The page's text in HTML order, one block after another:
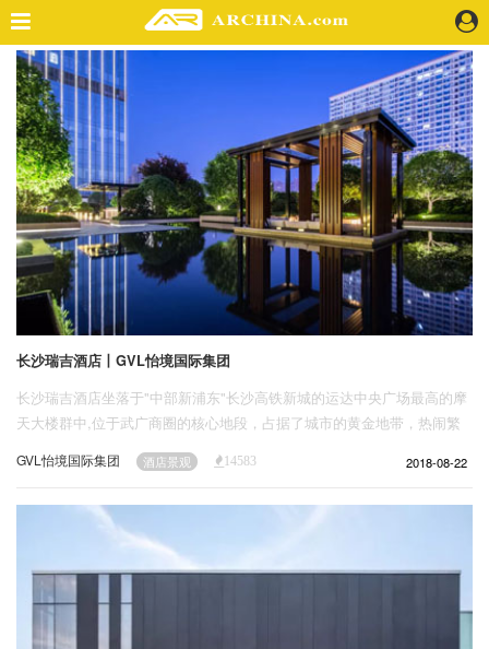
精选案例
建 筑
景 观
室 内
视 频
头条资讯
业 界
机 构
人 物
地 产
快速搜索
关于投稿
长沙瑞吉酒店丨GVL怡境国际集团
长沙瑞吉酒店坐落于"中部新浦东"长沙高铁新城的运达中央广场最高的摩
天大楼群中,位于武广商圈的核心地段，占据了城市的黄金地带，热闹繁
GVL怡境国际集团 酒店景观 14583 2018-08-22